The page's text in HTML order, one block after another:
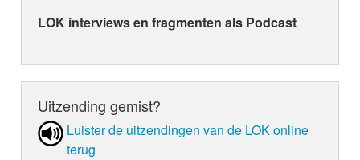
LOK interviews en fragmenten als Podcast
Uitzending gemist?
Luister de uit­zen­din­gen van de LOK online
terug